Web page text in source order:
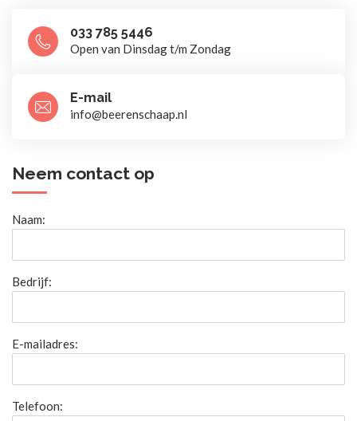
033 785 5446
Open van Dinsdag t/m Zondag
E-mail
info@beerenschaap.nl
Neem contact op
Naam:
Bedrijf:
E-mailadres:
Telefoon: